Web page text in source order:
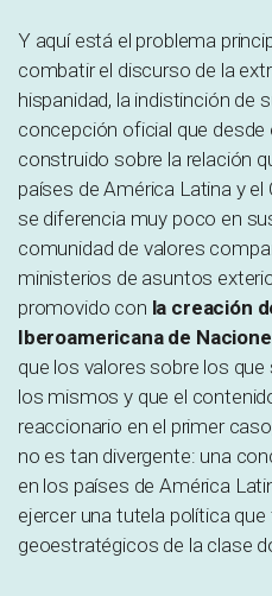
Y aquí está el problema
combatir el discurso de la
hispanidad, la indistinción de
concepción oficial que
construido sobre la relación
países de América Latina y
se diferencia muy poco en
comunidad de valores
ministerios de asuntos
promovido con la creación
Iberoamericana de
que los valores sobre los
los mismos y que el
reaccionario en el primer
no es tan divergente: una
en los países de América
ejercer una tutela política
geoestratégicos de la clase